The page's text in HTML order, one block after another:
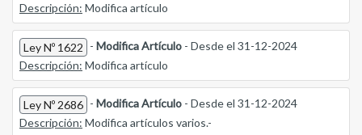
Descripción: Modifica artículo
Ley Nº 1622 - Modifica Artículo - Desde el 31-12-2024
Descripción: Modifica artículo
Ley Nº 2686 - Modifica Artículo - Desde el 31-12-2024
Descripción: Modifica artículos varios.-